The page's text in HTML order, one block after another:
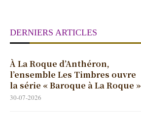
DERNIERS ARTICLES
À La Roque d’Anthéron,
l’ensemble Les Timbres ouvre
la série « Baroque à La Roque »
30-07-2026